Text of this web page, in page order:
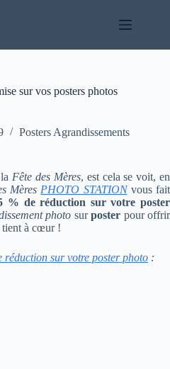
sur vos posters photos
Posters Agrandissements
Fête des Mères, est cela se voit, en
Mères PHOTO STATIONvous fait
% de réduction sur votre poster
photo surposter pour offrir
tient à cœur !
sur votre poster photo :